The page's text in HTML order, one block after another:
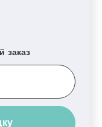
заказ